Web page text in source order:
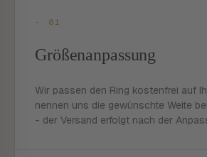
- 01
Größenanpassung
Wir passen den Ring kostenfrei auf
nennen uns die gewünschte Weite
- der Versand erfolgt nach der